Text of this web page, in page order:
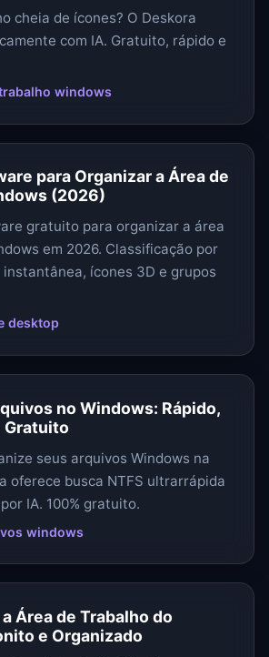
cheia de ícones? O Deskora
com IA. Gratuito, rápido e
windows
para Organizar a Área de
(2026)
gratuito para organizar a área
em 2026. Classificação por
instantânea, ícones 3D e grupos
desktop
no Windows: Rápido,
seus arquivos Windows na
oferece busca NTFS ultrarrápida
IA. 100% gratuito.
windows
Área de Trabalho do
e Organizado